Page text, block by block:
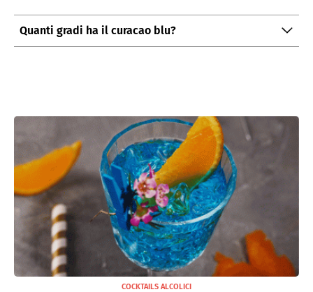
Quanti gradi ha il curacao blu?
COCKTAILS ALCOLICI